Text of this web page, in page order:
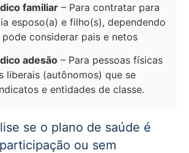
familiar – Para contratar para
esposo(a) e filho(s), dependendo
considerar pais e netos
adesão – Para pessoas físicas
liberais (autônomos) que se
e entidades de classe.
se o plano de saúde é
ou sem